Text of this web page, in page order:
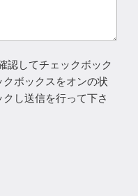
認してチェックボック
ボックスをオンの状
し送信を行って下さ